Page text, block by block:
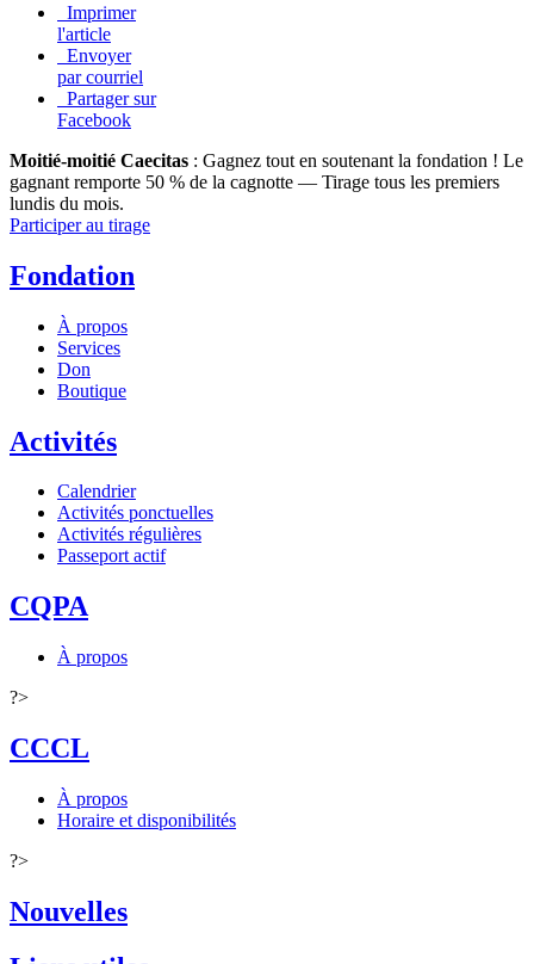
Imprimer
l'article
Envoyer
par courriel
Partager sur
Facebook
Moitié-moitié Caecitas : Gagnez tout en soutenant la fondation ! Le
gagnant remporte 50 % de la cagnotte — Tirage tous les premiers
lundis du mois.
Participer au tirage
Fondation
À propos
Services
Don
Boutique
Activités
Calendrier
Activités ponctuelles
Activités régulières
Passeport actif
CQPA
À propos
?>
CCCL
À propos
Horaire et disponibilités
?>
Nouvelles